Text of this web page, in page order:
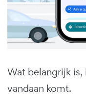
Wat belangrijk is,
vandaan komt.